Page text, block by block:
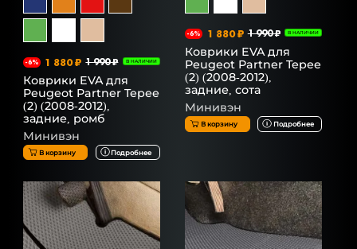
-6% 1 880 ₽ 1 990 ₽ В НАЛИЧИИ
Коврики EVA для
Peugeot Partner Tepee
(2) (2008-2012),
задние, ромб
Минивэн
В корзину Подробнее
-6% 1 880 ₽ 1 990 ₽ В НАЛИЧИИ
Коврики EVA для
Peugeot Partner Tepee
(2) (2008-2012),
задние, сота
Минивэн
В корзину Подробнее